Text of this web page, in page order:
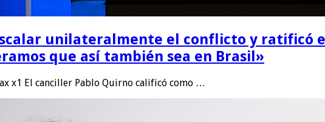
unilateralmente el conflicto y ratificó
que así también sea en Brasil»
x1 El canciller Pablo Quirno calificó como …